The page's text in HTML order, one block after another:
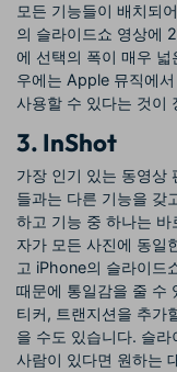
모든 기능들이 배치되
의 슬라이드쇼 영상에
에 선택의 폭이 매우
우에는 Apple 뮤직에
사용할 수 있다는 것이
3. InShot
가장 인기 있는 동영상
들과는 다른 기능을 갖
하고 기능 중 하나는
자가 모든 사진에 동일
고 iPhone의 슬라이드
때문에 통일감을 줄 수
티커, 트랜지션을 추가
을 수도 있습니다. 슬
사람이 있다면 원하는